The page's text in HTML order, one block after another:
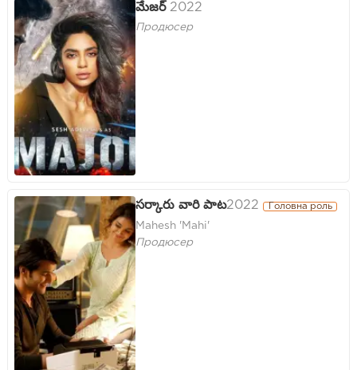
మేజర్ 2022
Продюсер
సర్కారు వారి పాట​2022 Головна роль
Mahesh 'Mahi'
Продюсер